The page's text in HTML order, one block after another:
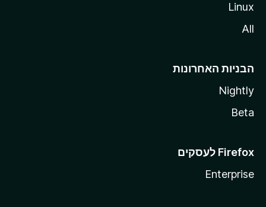
Linux
All
הבניות האחרונות
Nightly
Beta
Enterprise